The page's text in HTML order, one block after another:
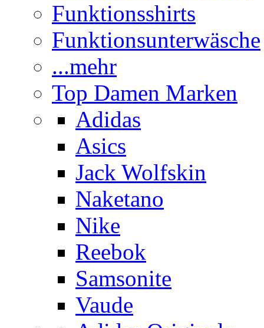
Funktionsshirts
Funktionsunterwäsche
...mehr
Top Damen Marken
Adidas
Asics
Jack Wolfskin
Naketano
Nike
Reebok
Samsonite
Vaude